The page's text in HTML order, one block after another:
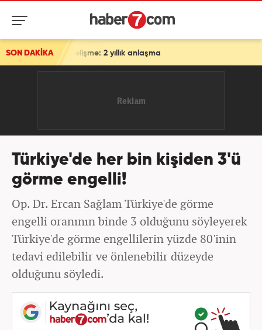
SON DAKİKA
2 yıllık anlaşma
Türkiye'de her bin kişiden 3'ü
görme engelli!
Op. Dr. Ercan Sağlam Türkiye'de görme
engelli oranının binde 3 olduğunu söyleyerek
Türkiye'de görme engellilerin yüzde 80'inin
tedavi edilebilir ve önlenebilir düzeyde
olduğunu söyledi.